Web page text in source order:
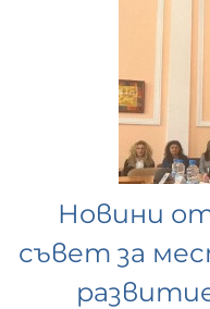
Новини
съвет за